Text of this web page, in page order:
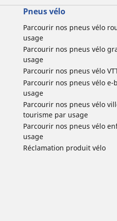
Pneus vélo
Parcourir nos pneus vélo
usage
Parcourir nos pneus vélo
usage
Parcourir nos pneus vélo
Parcourir nos pneus vélo e-
usage
Parcourir nos pneus vélo
tourisme par usage
Parcourir nos pneus vélo
usage
Réclamation produit vélo